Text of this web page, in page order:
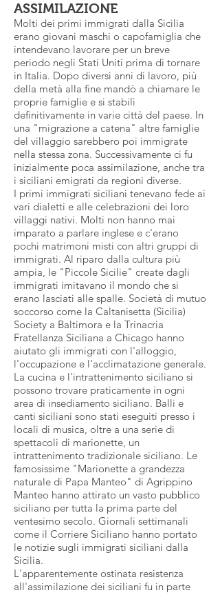
ASSIMILAZIONE
Molti dei primi immigrati dalla Sicilia
erano giovani maschi o capofamiglia che
intendevano lavorare per un breve
periodo negli Stati Uniti prima di tornare
in Italia. Dopo diversi anni di lavoro, più
della metà alla fine mandò a chiamare le
proprie famiglie e si stabilì
definitivamente in varie città del paese. In
una "migrazione a catena" altre famiglie
del villaggio sarebbero poi immigrate
nella stessa zona. Successivamente ci fu
inizialmente poca assimilazione, anche tra
i siciliani emigrati da regioni diverse.
I primi immigrati siciliani tenevano fede ai
vari dialetti e alle celebrazioni dei loro
villaggi nativi. Molti non hanno mai
imparato a parlare inglese e c'erano
pochi matrimoni misti con altri gruppi di
immigrati. Al riparo dalla cultura più
ampia, le "Piccole Sicilie" create dagli
immigrati imitavano il mondo che si
erano lasciati alle spalle. Società di mutuo
soccorso come la Caltanisetta (Sicilia)
Society a Baltimora e la Trinacria
Fratellanza Siciliana a Chicago hanno
aiutato gli immigrati con l'alloggio,
l'occupazione e l'acclimatazione generale.
La cucina e l'intrattenimento siciliano si
possono trovare praticamente in ogni
area di insediamento siciliano. Balli e
canti siciliani sono stati eseguiti presso i
locali di musica, oltre a una serie di
spettacoli di marionette, un
intrattenimento tradizionale siciliano. Le
famosissime "Marionette a grandezza
naturale di Papa Manteo" di Agrippino
Manteo hanno attirato un vasto pubblico
siciliano per tutta la prima parte del
ventesimo secolo. Giornali settimanali
come il Corriere Siciliano hanno portato
le notizie sugli immigrati siciliani dalla
Sicilia.
L'apparentemente ostinata resistenza
all'assimilazione dei siciliani fu in parte